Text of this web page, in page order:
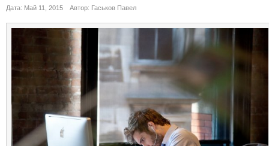
Дата: Май 11, 2015 Автор: Гаськов Павел